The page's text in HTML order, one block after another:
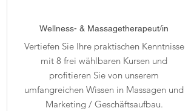
Wellness- & Massagetherapeut/in
Vertiefen Sie Ihre praktischen Kenntnisse
mit 8 frei wählbaren Kursen und
profitieren Sie von unserem
umfangreichen Wissen in Massagen und
Marketing / Geschäftsaufbau.